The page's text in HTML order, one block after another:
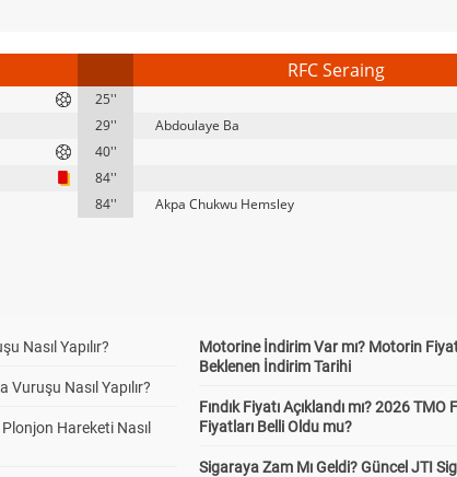
RFC Seraing
25''
29''
Abdoulaye Ba
40''
84''
84''
Akpa Chukwu Hemsley
Nasıl Yapılır?
Nasıl Yapılır?
Hareketi Nasıl
Motorine İndirim Var mı? Motorin
Beklenen İndirim Tarihi
Fındık Fiyatı Açıklandı mı? 2026 TMO
Fiyatları Belli Oldu mu?
Sigaraya Zam Mı Geldi? Güncel JTI